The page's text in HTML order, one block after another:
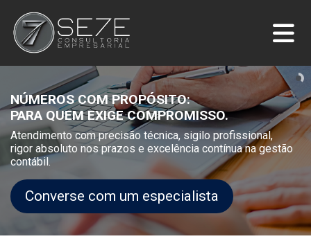
NÚMEROS COM PROPÓSITO:
PARA QUEM EXIGE COMPROMISSO.
Atendimento com precisão técnica, sigilo profissional,
rigor absoluto nos prazos e excelência contínua na gestão
contábil.
Converse com um especialista